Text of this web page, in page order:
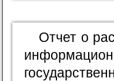
Отчет о